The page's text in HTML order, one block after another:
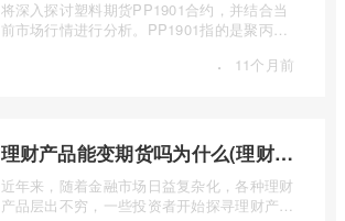
将深入探讨塑料期货PP1901合约，并结合当
前市场行情进行分析。PP1901指的是聚丙烯
· 11个月前
理财产品能变期货吗为什么(理财产品能变期货吗为什么不能买)
近年来，随着金融市场日益复杂化，各种理财
产品层出不穷，一些投资者开始探寻理财产品